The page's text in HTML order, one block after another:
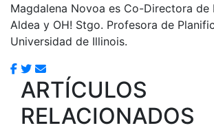
Magdalena Novoa es Co-Directora de
Aldea y OH! Stgo. Profesora de
Universidad de Illinois.
ARTÍCULOS
RELACIONADOS